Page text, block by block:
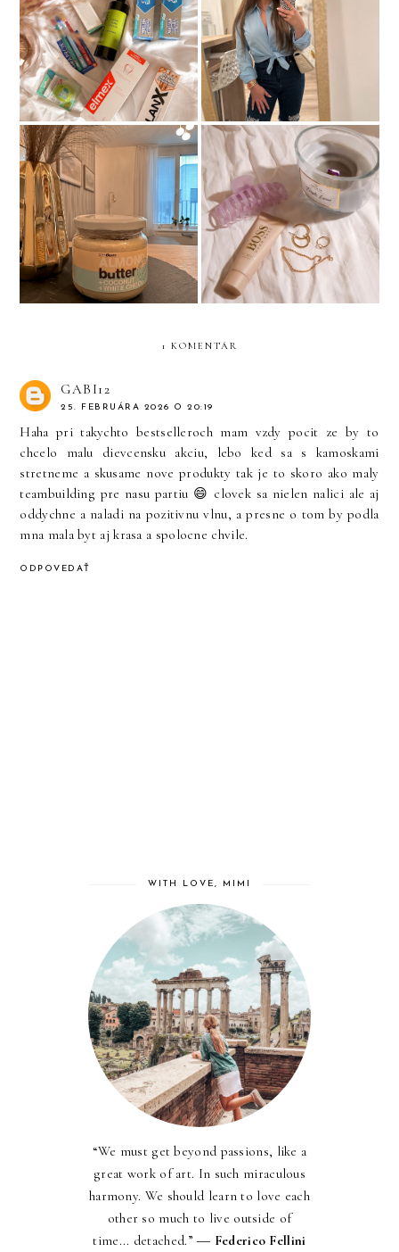
nazuby.eu / eshop pre
dokonalý úsmev
BONPRIX JARNÝ OOTD
INŠPIRÁCIA
Varenie/pečenie zdravšie Hugo boss The Scent
1 KOMENTÁR
GABI12
25. FEBRUÁRA 2026 O 20:19
Haha pri takychto bestselleroch mam vzdy pocit ze by to
chcelo malu dievcensku akciu, lebo ked sa s kamoskami
stretneme a skusame nove produkty tak je to skoro ako maly
teambuilding pre nasu partiu 😄 clovek sa nielen nalici ale aj
oddychne a naladi na pozitivnu vlnu, a presne o tom by podla
mna mala byt aj krasa a spolocne chvile.
ODPOVEDAŤ
WITH LOVE, MIMI
“We must get beyond passions, like a
great work of art. In such miraculous
harmony. We should learn to love each
other so much to live outside of
time... detached.” ― Federico Fellini